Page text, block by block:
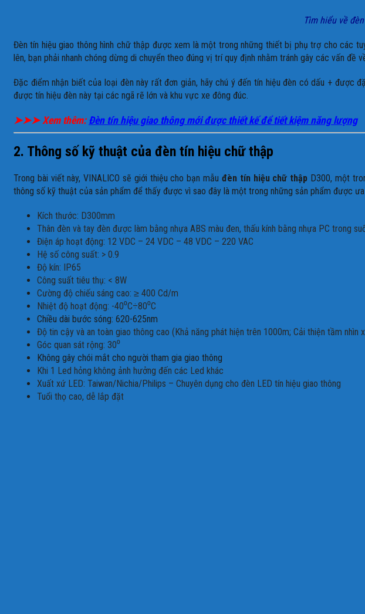
Tìm hiểu về
Đèn tín hiệu giao thông hình chữ thập được xem là một trong những thiết bị phụ trợ cho các
lên, bạn phải nhanh chóng dừng di chuyển theo đúng vị trí quy định nhằm tránh gây các vấn đề
Đặc điểm nhận biết của loại đèn này rất đơn giản, hãy chú ý đến tín hiệu đèn có dấu + được
được tín hiệu đèn này tại các ngã rẽ lớn và khu vực xe đông đúc.
➤➤➤Xem thêm: Đèn tín hiệu giao thông mới được thiết kế để tiết kiệm năng lượng
2. Thông số kỹ thuật của đèn tín hiệu chữ thập
Trong bài viết này, VINALICO sẽ giới thiệu cho bạn mẫu đèn tín hiệu chữ thập D300, một
thông số kỹ thuật của sản phẩm để thấy được vì sao đây là một trong những sản phẩm được ưa
Kích thước: D300mm
Thân đèn và tay đèn được làm bằng nhựa ABS màu đen, thấu kính bằng nhựa PC trong
Điện áp hoạt động: 12 VDC – 24 VDC – 48 VDC – 220 VAC
Hệ số công suất: > 0.9
Độ kín: IP65
Công suất tiêu thụ: < 8W
Cường độ chiếu sáng cao: ≥ 400 Cd/m
Nhiệt độ hoạt động: -40⁰C÷80⁰C
Chiều dài bước sóng: 620-625nm
Độ tin cậy và an toàn giao thông cao (Khả năng phát hiện trên 1000m; Cải thiện tầm nhìn
Góc quan sát rộng: 30⁰
Không gây chói mắt cho người tham gia giao thông
Khi 1 Led hỏng không ảnh hưởng đến các Led khác
Xuất xứ LED: Taiwan/Nichia/Philips – Chuyên dụng cho đèn LED tín hiệu giao thông
Tuổi thọ cao, dễ lắp đặt